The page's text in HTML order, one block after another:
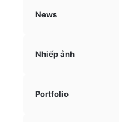
News
Nhiếp ảnh
Portfolio